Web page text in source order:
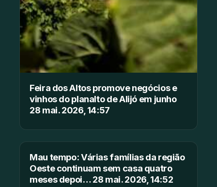
Feira dos Altos promove negócios e
vinhos do planalto de Alijó em junho
28 mai. 2026, 14:57
Mau tempo: Várias famílias da região
Oeste continuam sem casa quatro
meses depoi… 28 mai. 2026, 14:52